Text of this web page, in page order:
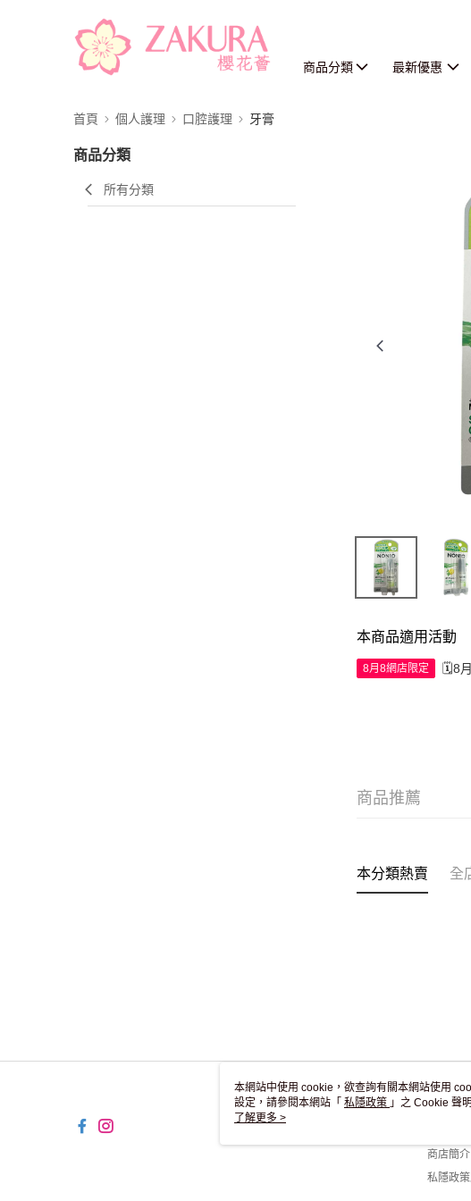
商品分類 最新優惠
首頁 個人護理 口腔護理 牙膏
商品分類
所有分類
本商品適用活動
8月8網店限定 🗓️8
商品推薦
本分類熱賣 全
關於
商店簡介
私隱政
本網站中使用 cookie，欲查詢有關本網站使用
設定，請參閱本網站「 私隱政策 」之 Cookie 聲
用 cookie。
了解更多 >